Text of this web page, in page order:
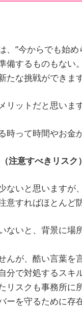
、”今からでも始め
備するものもない
たな挑戦ができま
リットだと思います
時って時間やお金
注意すべきリスク）
ないと思いますが
意すればほとんど
ないと、背景に場
んが、酷い言葉を
分で対処するスキ
リスクも事務所に
ーを守るために存